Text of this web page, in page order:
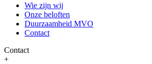
Wie zijn wij
Onze beloften
Duurzaamheid MVO
Contact
Contact
+